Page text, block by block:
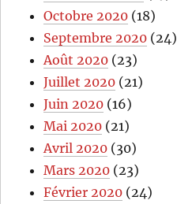
Octobre 2020 (18)
Septembre 2020 (24)
Août 2020 (23)
Juillet 2020 (21)
Juin 2020 (16)
Mai 2020 (21)
Avril 2020 (30)
Mars 2020 (23)
Février 2020 (24)